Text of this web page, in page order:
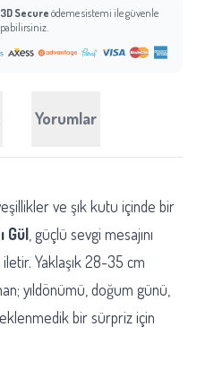
3D Secure ödeme sistemi ile güvenle
Yorumlar
ve şık kutu içinde bir
Gül , güçlü sevgi mesajını
Yaklaşık 28-35 cm
yıldönümü, doğum günü,
bir sürpriz için